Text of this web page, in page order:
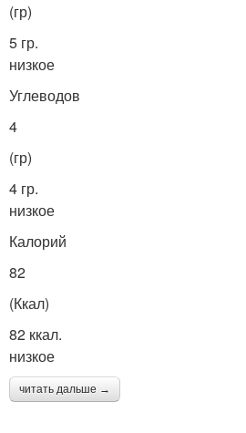
(гр)
5 гр.
низкое
Углеводов
4
(гр)
4 гр.
низкое
Калорий
82
(Ккал)
82 ккал.
низкое
читать дальше →